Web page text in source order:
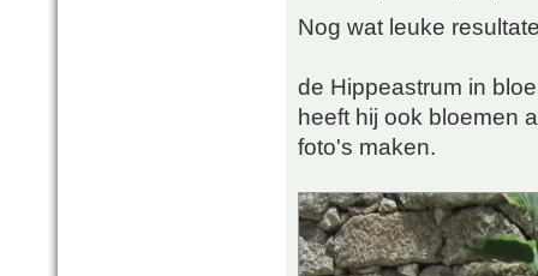
Nog wat leuke
de Hippeastrum in
heeft hij ook bloemen
foto's maken.